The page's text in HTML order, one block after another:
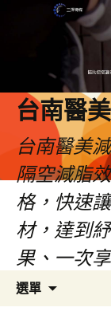
台南醫
台南醫美
隔空減脂
格，快速
材，達到
果、一次
選單